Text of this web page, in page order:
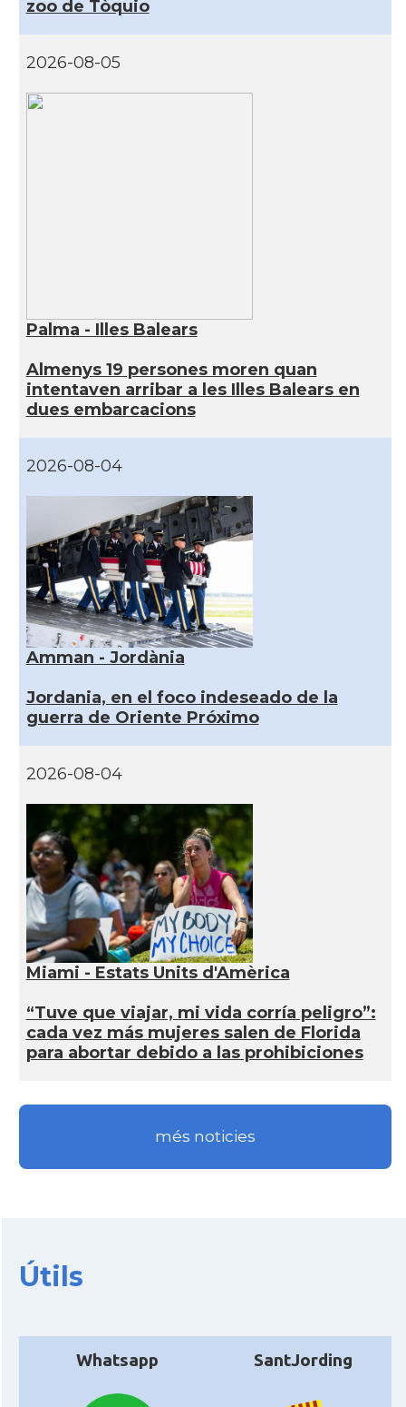
zoo de Tòquio
2026-08-05
Palma - Illes Balears
Almenys 19 persones moren quan
intentaven arribar a les Illes Balears en
dues embarcacions
2026-08-04
Amman - Jordània
Jordania, en el foco indeseado de la
guerra de Oriente Próximo
2026-08-04
Miami - Estats Units d'Amèrica
“Tuve que viajar, mi vida corría peligro”:
cada vez más mujeres salen de Florida
para abortar debido a las prohibiciones
més noticies
Útils
Whatsapp SantJording